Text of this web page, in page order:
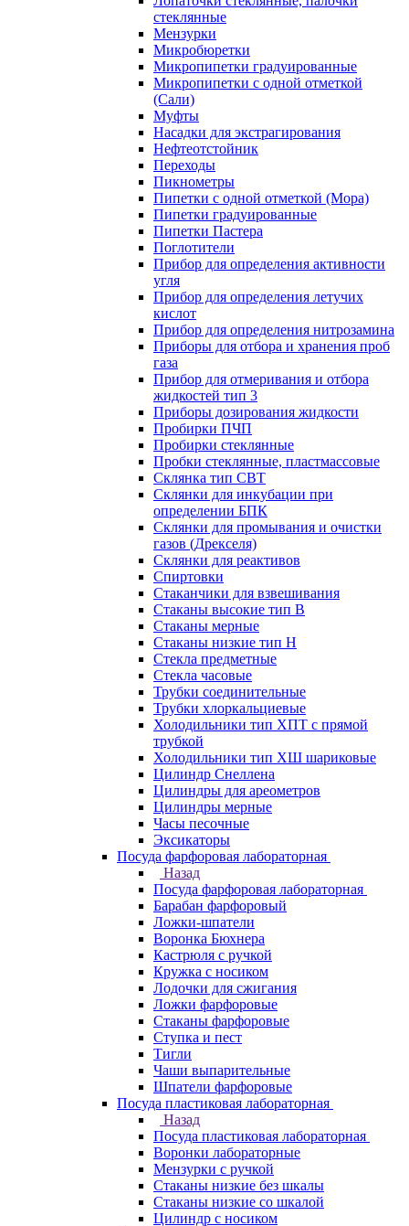
стеклянные
Мензурки
Микробюретки
Микропипетки градуированные
Микропипетки с одной отметкой
(Сали)
Муфты
Насадки для экстрагирования
Нефтеотстойник
Переходы
Пикнометры
Пипетки с одной отметкой (Мора)
Пипетки градуированные
Пипетки Пастера
Поглотители
Прибор для определения активности
угля
Прибор для определения летучих
кислот
Прибор для определения нитрозамина
Приборы для отбора и хранения проб
газа
Прибор для отмеривания и отбора
жидкостей тип 3
Приборы дозирования жидкости
Пробирки ПЧП
Пробирки стеклянные
Пробки стеклянные, пластмассовые
Склянка тип СВТ
Склянки для инкубации при
определении БПК
Склянки для промывания и очистки
газов (Дрекселя)
Склянки для реактивов
Спиртовки
Стаканчики для взвешивания
Стаканы высокие тип В
Стаканы мерные
Стаканы низкие тип Н
Стекла предметные
Стекла часовые
Трубки соединительные
Трубки хлоркальциевые
Холодильники тип ХПТ с прямой
трубкой
Холодильники тип ХШ шариковые
Цилиндр Снеллена
Цилиндры для ареометров
Цилиндры мерные
Часы песочные
Эксикаторы
Посуда фарфоровая лабораторная
Назад
Посуда фарфоровая лабораторная
Барабан фарфоровый
Ложки-шпатели
Воронка Бюхнера
Кастрюля с ручкой
Кружка с носиком
Лодочки для сжигания
Ложки фарфоровые
Стаканы фарфоровые
Ступка и пест
Тигли
Чаши выпарительные
Шпатели фарфоровые
Посуда пластиковая лабораторная
Назад
Посуда пластиковая лабораторная
Воронки лабораторные
Мензурки с ручкой
Стаканы низкие без шкалы
Стаканы низкие со шкалой
Цилиндр с носиком